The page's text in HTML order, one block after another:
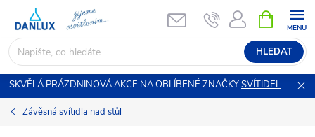
obsah
HLEDAT
NÁKUPNÍ
KOŠÍK
SKVĚLÁ PRÁZDNINOVÁ AKCE NA OBLÍBENÉ ZNAČKYSVÍTIDEL.
Závěsná svítidla nad stůl